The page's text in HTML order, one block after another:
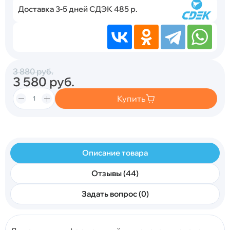
Доставка 3-5 дней СДЭК 485 р.
3 880руб.
3 580 руб.
Купить
Описание товара
Отзывы (44)
Задать вопрос (0)